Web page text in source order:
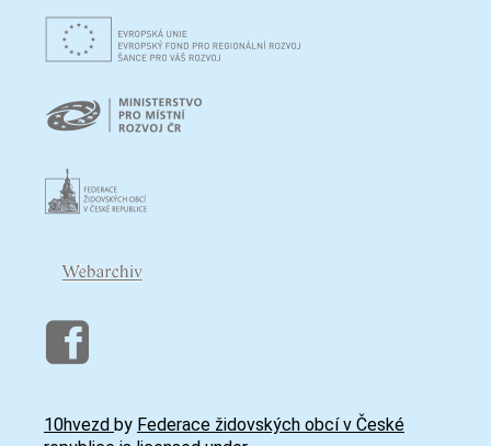
10hvezd by Federace židovských obcí v České